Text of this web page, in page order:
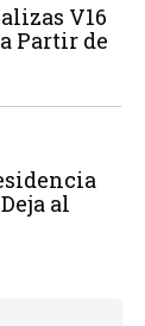
V16
Partir de
al